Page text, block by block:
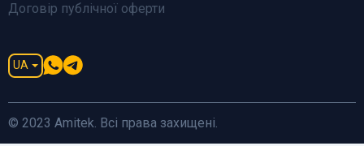
Договір публічної оферти
UA
© 2023 Amitek. Всі права захищені.